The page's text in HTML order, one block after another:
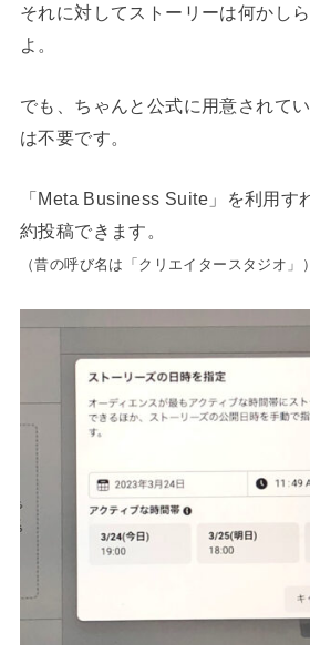
それに対してストーリーは何かし
よ。
でも、ちゃんと公式に用意されて
は不要です。
「Meta Business Suite」を利用す
約投稿できます。
（昔の呼び名は「クリエイタースタジオ」）